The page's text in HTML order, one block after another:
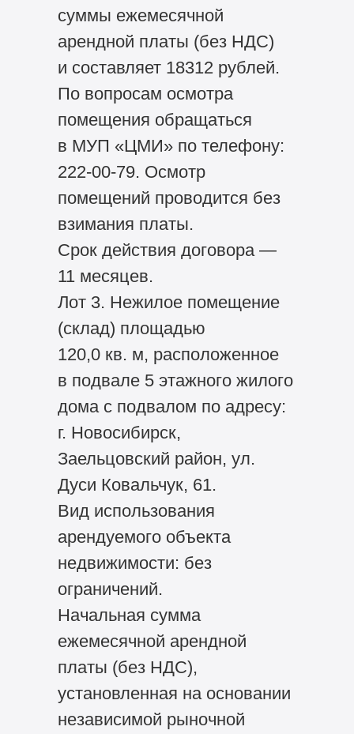
суммы ежемесячной
арендной платы (без НДС)
и составляет 18312 рублей.
По вопросам осмотра
помещения обращаться
в МУП «ЦМИ» по телефону:
222-00-79. Осмотр
помещений проводится без
взимания платы.
Срок действия договора —
11 месяцев.
Лот 3. Нежилое помещение
(склад) площадью
120,0 кв. м, расположенное
в подвале 5 этажного жилого
дома с подвалом по адресу:
г. Новосибирск,
Заельцовский район, ул.
Дуси Ковальчук, 61.
Вид использования
арендуемого объекта
недвижимости: без
ограничений.
Начальная сумма
ежемесячной арендной
платы (без НДС),
установленная на основании
независимой рыночной